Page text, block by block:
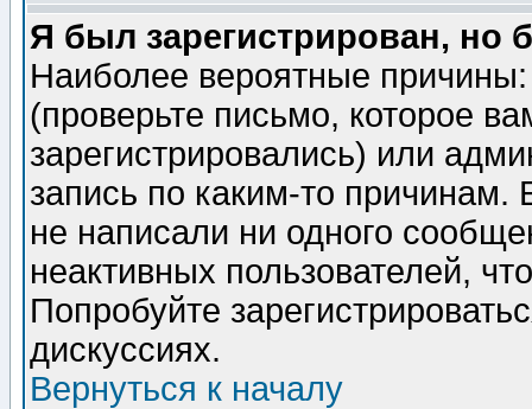
Я был зарегистрирован, но
Наиболее вероятные
(проверьте письмо, которое
зарегистрировались) или
запись по каким-то
не написали ни одного
неактивных пользователей,
Попробуйте
дискуссиях.
Вернуться к началу